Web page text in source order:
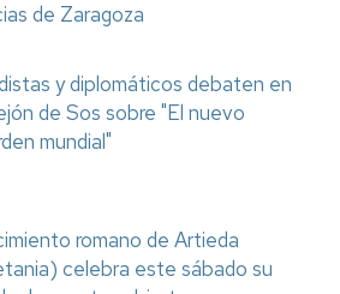
de Zaragoza
y diplomáticos debaten en
de Sos sobre "El nuevo
mundial"
romano de Artieda
celebra este sábado su